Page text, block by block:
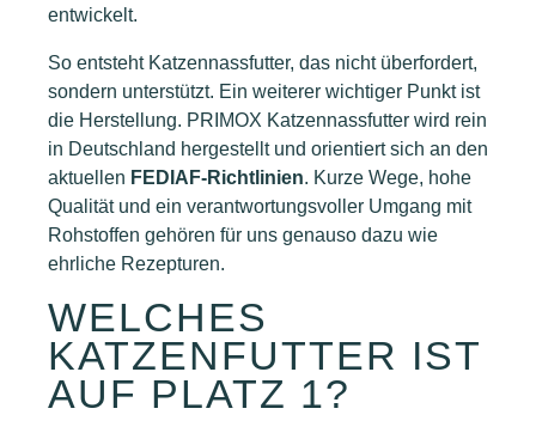
entwickelt.
So entsteht Katzennassfutter, das nicht überfordert,
sondern unterstützt. Ein weiterer wichtiger Punkt ist
die Herstellung. PRIMOX Katzennassfutter wird rein
in Deutschland hergestellt und orientiert sich an den
aktuellen FEDIAF-Richtlinien. Kurze Wege, hohe
Qualität und ein verantwortungsvoller Umgang mit
Rohstoffen gehören für uns genauso dazu wie
ehrliche Rezepturen.
WELCHES
KATZENFUTTER IST
AUF PLATZ 1?